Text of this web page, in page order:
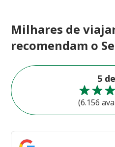
Milhares de
recomendam o
5
(6.156